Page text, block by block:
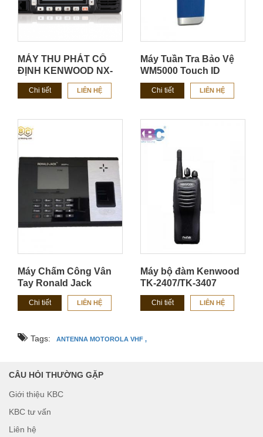
MÁY THU PHÁT CỐ
ĐỊNH KENWOOD NX-
1700H/ NX-1800H
CHÍNH HÃNG
Chi tiết LIÊN HỆ
Máy Tuần Tra Bảo Vệ
WM5000 Touch ID
Chi tiết LIÊN HỆ
Máy Chấm Công Vân
Tay Ronald Jack
RJ3800
Chi tiết LIÊN HỆ
Máy bộ đàm Kenwood
TK-2407/TK-3407
Chi tiết LIÊN HỆ
Tags: ANTENNA MOTOROLA VHF ,
CÂU HỎI THƯỜNG GẶP
Giới thiệu KBC
KBC tư vấn
Liên hệ